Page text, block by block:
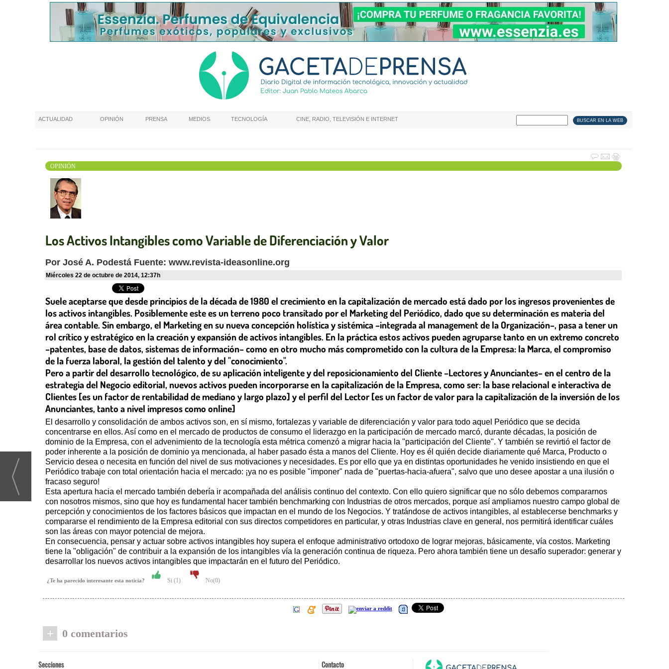
ACTUALIDAD OPINIÓN PRENSA MEDIOS TECNOLOGÍA CINE, RADIO, TELEVISIÓN E INTERNET
OPINIÓN
Los Activos Intangibles como Variable de Diferenciación y Valor
Por José A. Podestá Fuente: www.revista-ideasonline.org
miércoles 22 de octubre de 2014, 12:37h
Suele aceptarse que desde principios de la década de 1980 el crecimiento en la capitalización de mercado está dado por los ingresos provenientes de
los activos intangibles. Posiblemente este es un terreno poco transitado por el Marketing del Periódico, dado que su determinación es materia del
área contable. Sin embargo, el Marketing en su nueva concepción holística y sistémica –integrada al management de la Organización–, pasa a tener un
rol crítico y estratégico en la creación y expansión de activos intangibles. En la práctica estos activos pueden agruparse tanto en un extremo concreto
–patentes, base de datos, sistemas de información– como en otro mucho más comprometido con la cultura de la Empresa: la Marca, el compromiso
de la fuerza laboral, la gestión del talento y del "conocimiento".
Pero a partir del desarrollo tecnológico, de su aplicación inteligente y del reposicionamiento del Cliente –Lectores y Anunciantes– en el centro de la
estrategia del Negocio editorial, nuevos activos pueden incorporarse en la capitalización de la Empresa, como ser: la base relacional e interactiva de
Clientes [es un factor de rentabilidad de mediano y largo plazo] y el perfil del Lector [es un factor de valor para la capitalización de la inversión de los
Anunciantes, tanto a nivel impresos como online]
El desarrollo y consolidación de ambos activos son, en sí mismo, fortalezas y variable de diferenciación y valor para todo aquel Periódico que se decida
concentrarse en ellos. Así como en el mercado de productos de consumo el liderazgo en la participación de mercado marcó, durante décadas, la posición de
dominio de la Empresa, con el advenimiento de la tecnología esta métrica comenzó a migrar hacia la "participación del Cliente". Y también se revirtió el factor de
poder inherente a la posición de dominio ya mencionada, al haber pasado ésta a manos del Cliente. Hoy es él quién decide diariamente qué Marca, Producto o
Servicio desea o necesita en función del nivel de sus motivaciones y necesidades. Es por ello que ya en distintas oportunidades he venido insistiendo en que el
Periódico trabaje con total orientación hacia el mercado: ¡ya no es posible "imponer" nada de "puertas-hacia-afuera", salvo que uno desee apostar a una ilusión o
fracaso seguro!
Esta apertura hacia el mercado también debería ir acompañada del análisis continuo del contexto. Con ello quiero significar que no sólo debemos compararnos
con nosotros mismos, sino que hoy es fundamental hacer también benchmarking con Industrias de otros mercados, porque así ampliamos nuestro campo global de
percepción y conocimientos de los factores básicos que impactan en el mundo de los Negocios. Y tratándose de activos intangibles, al establecerse benchmarks y
compararse el rendimiento de la Empresa editorial con sus directos competidores en particular, y otras Industrias clave en general, nos permitirá identificar cuáles
son las áreas con mayor potencial de mejora.
En consecuencia, pensar y actuar sobre activos intangibles hoy supera el enfoque administrativo ortodoxo de lograr mejoras, básicamente, vía costos. Marketing
tiene la "obligación" de contribuir a la expansión de los intangibles vía la generación continua de riqueza. Pero ahora también tiene un desafío superador: generar y
desarrollar los nuevos activos intangibles que impactarán en el futuro del Periódico.
¿Te ha parecido interesante esta noticia? Si (1) No(0)
+ 0 comentarios
Contacto
Secciones